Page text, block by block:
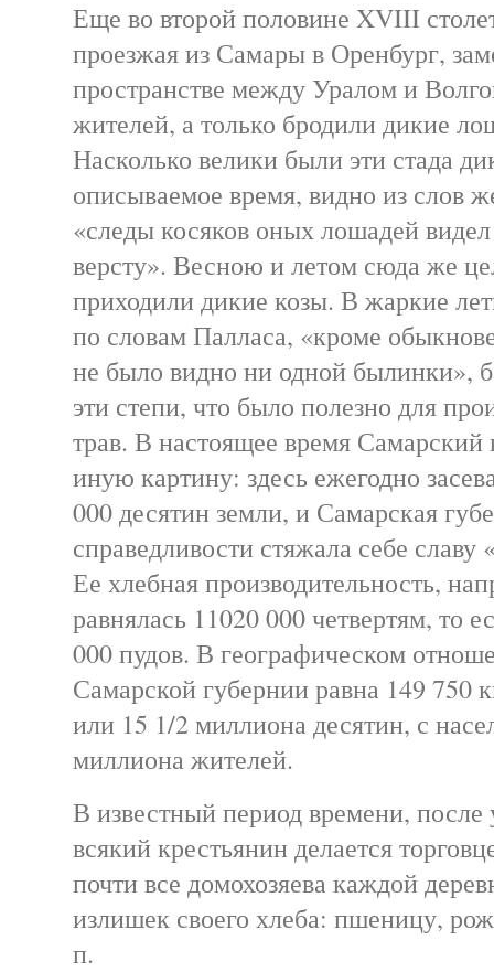
Еще во второй половине XVIII
проезжая из Самары в Оренбург,
пространстве между Уралом и
жителей, а только бродили дикие
Насколько велики были эти стада
описываемое время, видно из слов
«следы косяков оных лошадей
версту». Весною и летом сюда же
приходили дикие козы. В жаркие
по словам Палласа, «кроме
не было видно ни одной былинки»,
эти степи, что было полезно для
трав. В настоящее время Самарский
иную картину: здесь ежегодно
000 десятин земли, и Самарская
справедливости стяжала себе
Ее хлебная производительность,
равнялась 11020 000 четвертям, то
000 пудов. В географическом
Самарской губернии равна 149 750
или 15 1/2 миллиона десятин, с
миллиона жителей.
В известный период времени, после
всякий крестьянин делается
почти все домохозяева каждой
излишек своего хлеба: пшеницу,
п.